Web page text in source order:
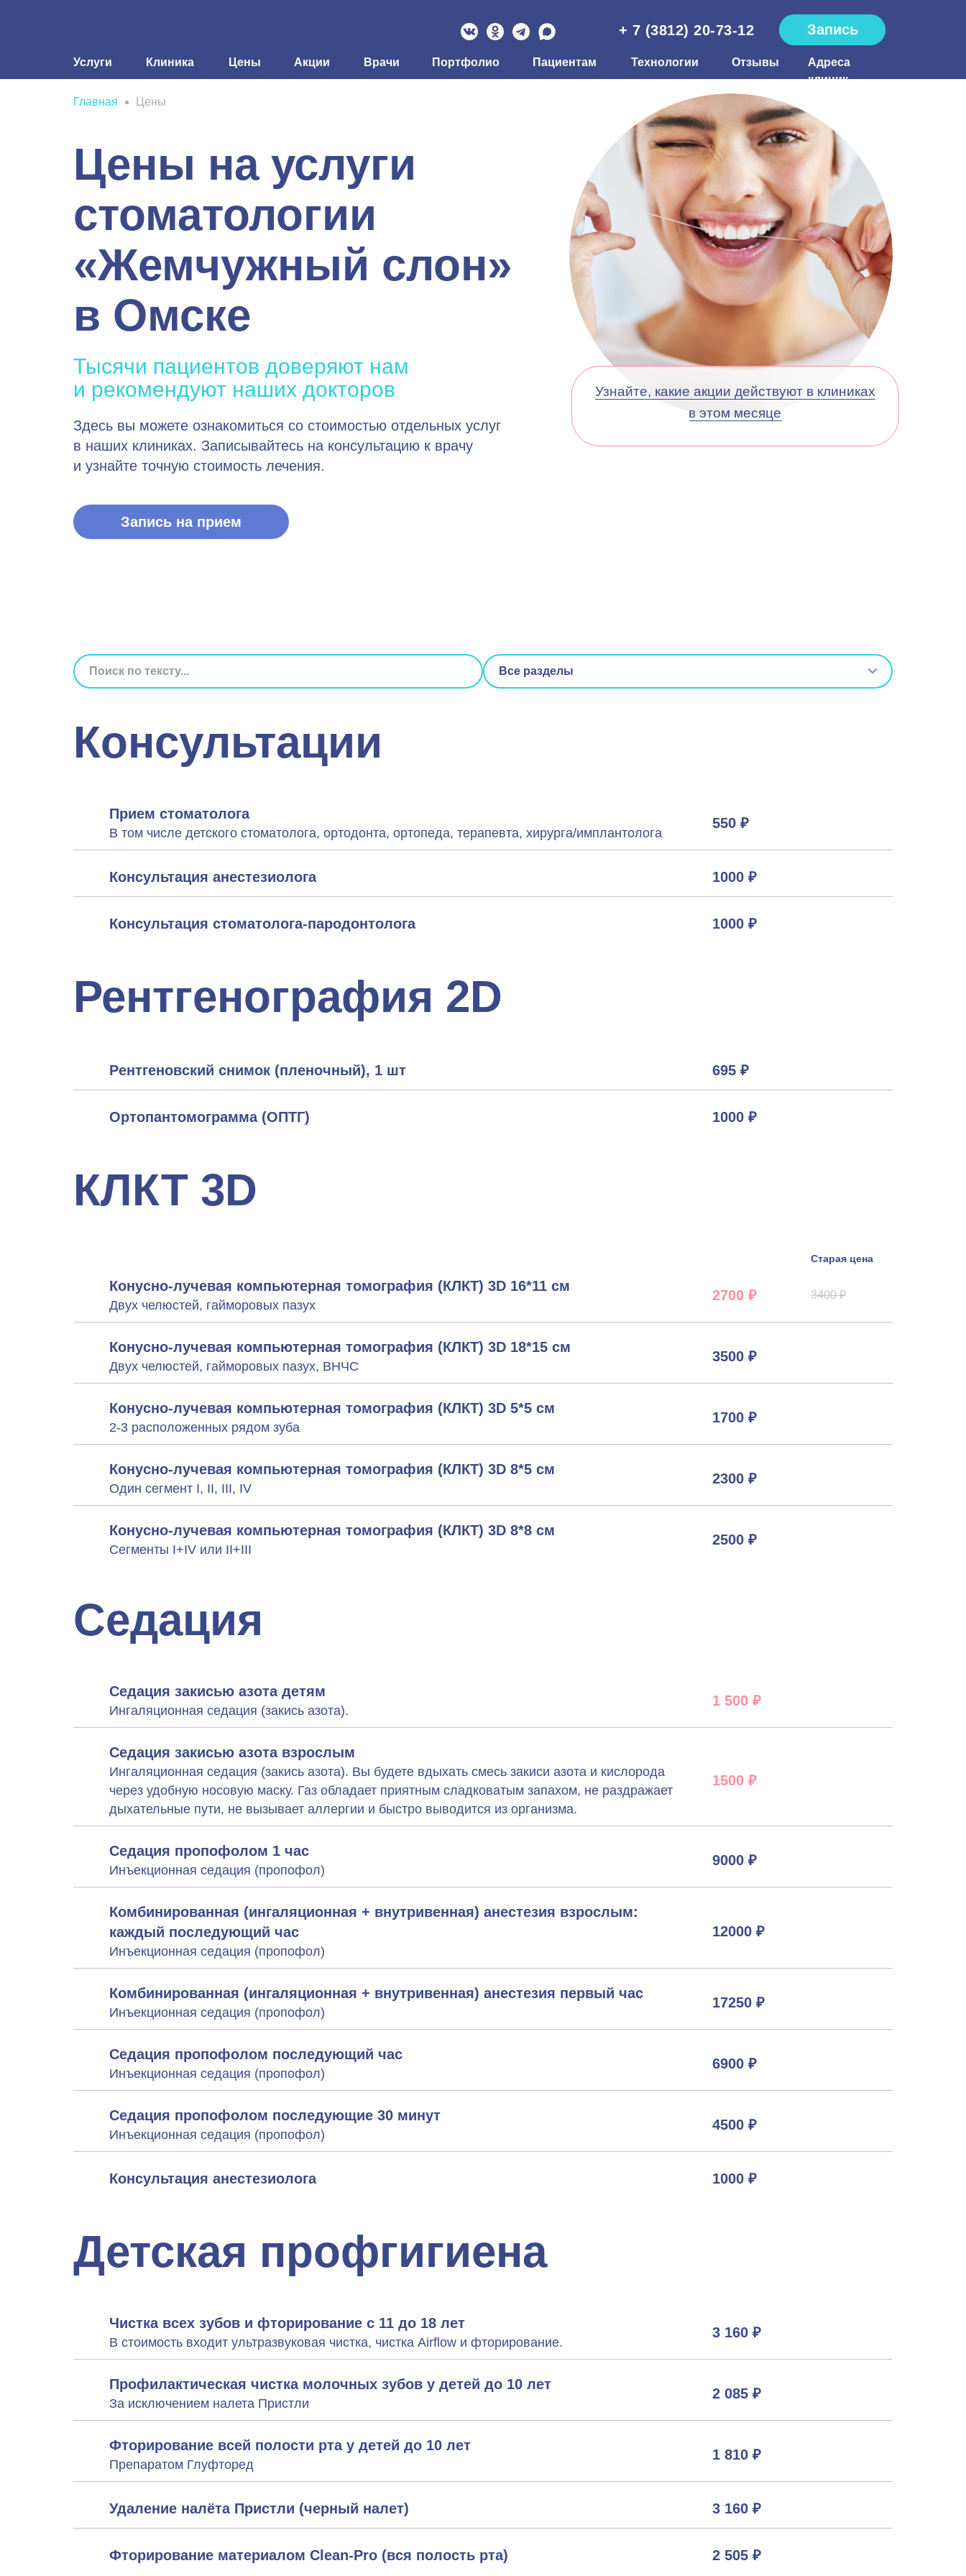
+ 7 (3812) 20-73-12 Запись
Услуги Клиника Цены Акции Врачи Портфолио Пациентам Технологии Отзывы
Адреса
клиник
Главная
Цены
Цены на услуги
стоматологии
«Жемчужный слон»
в Омске
Тысячи пациентов доверяют нам
и рекомендуют наших докторов
Здесь вы можете ознакомиться со стоимостью отдельных услуг
в наших клиниках. Записывайтесь на консультацию к врачу
и узнайте точную стоимость лечения.
Запись на прием
Узнайте, какие акции действуют в клиниках
в этом месяце
Все разделы
Консультации
Прием стоматолога
В том числе детского стоматолога, ортодонта, ортопеда, терапевта, хирурга/имплантолога
550 ₽
Консультация анестезиолога 1000 ₽
Консультация стоматолога-пародонтолога 1000 ₽
Рентгенография 2D
Рентгеновский снимок (пленочный), 1 шт 695 ₽
Ортопантомограмма (ОПТГ) 1000 ₽
КЛКТ 3D
Старая цена
Конусно-лучевая компьютерная томография (КЛКТ) 3D 16*11 см
Двух челюстей, гайморовых пазух
2700 ₽ 3400 ₽
Конусно-лучевая компьютерная томография (КЛКТ) 3D 18*15 см
Двух челюстей, гайморовых пазух, ВНЧС
3500 ₽
Конусно-лучевая компьютерная томография (КЛКТ) 3D 5*5 см
2-3 расположенных рядом зуба
1700 ₽
Конусно-лучевая компьютерная томография (КЛКТ) 3D 8*5 см
Один сегмент I, II, III, IV
2300 ₽
Конусно-лучевая компьютерная томография (КЛКТ) 3D 8*8 см
Сегменты I+IV или II+III
2500 ₽
Седация
Седация закисью азота детям
Ингаляционная седация (закись азота).
1 500 ₽
Седация закисью азота взрослым
Ингаляционная седация (закись азота). Вы будете вдыхать смесь закиси азота и кислорода
через удобную носовую маску. Газ обладает приятным сладковатым запахом, не раздражает
дыхательные пути, не вызывает аллергии и быстро выводится из организма.
1500 ₽
Седация пропофолом 1 час
Инъекционная седация (пропофол)
9000 ₽
Комбинированная (ингаляционная + внутривенная) анестезия взрослым:
каждый последующий час
Инъекционная седация (пропофол)
12000 ₽
Комбинированная (ингаляционная + внутривенная) анестезия первый час
Инъекционная седация (пропофол)
17250 ₽
Седация пропофолом последующий час
Инъекционная седация (пропофол)
6900 ₽
Седация пропофолом последующие 30 минут
Инъекционная седация (пропофол)
4500 ₽
Консультация анестезиолога 1000 ₽
Детская профгигиена
Чистка всех зубов и фторирование с 11 до 18 лет
В стоимость входит ультразвуковая чистка, чистка Airflow и фторирование.
3 160 ₽
Профилактическая чистка молочных зубов у детей до 10 лет
За исключением налета Пристли
2 085 ₽
Фторирование всей полости рта у детей до 10 лет
Препаратом Глуфторед
1 810 ₽
Удаление налёта Пристли (черный налет) 3 160 ₽
Фторирование материалом Clean-Pro (вся полость рта) 2 505 ₽